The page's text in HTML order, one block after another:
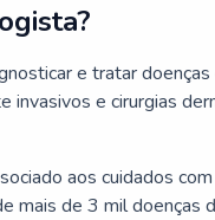
e tratar
invasivos e cirurgias
aos cuidados
de 3 mil doenças